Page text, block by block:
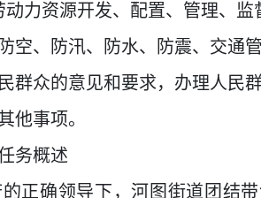
力资源开发、配置、管理、
空、防汛、防水、防震、交通
群众的意见和要求，办理人民
他事项。
务概述
正确领导下，河图街道团结